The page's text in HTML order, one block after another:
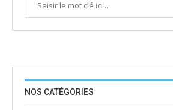
NOS CATÉGORIES